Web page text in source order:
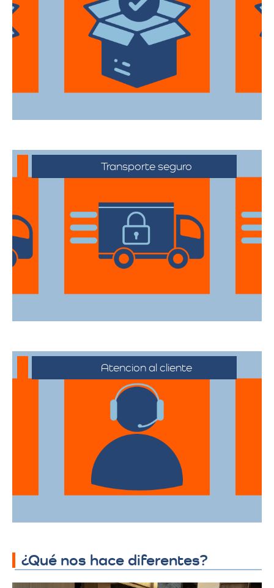
Utilizan materiales de embalaje de
primera categoría para garantizar que
todas sus pertenencias estén protegidas
durante el traslado.
Transporte seguro
Los vehículos están equipados con
tecnología avanzada para asegurar que
cada artículo llegue en perfecto estado a
su destino.
Atencion al cliente
Desde el primer contacto hasta la
finalización de la mudanza, se ofrece un
servicio al cliente excepcional,
adaptándose a sus horarios y
necesidades específicas.
¿Qué nos hace diferentes?